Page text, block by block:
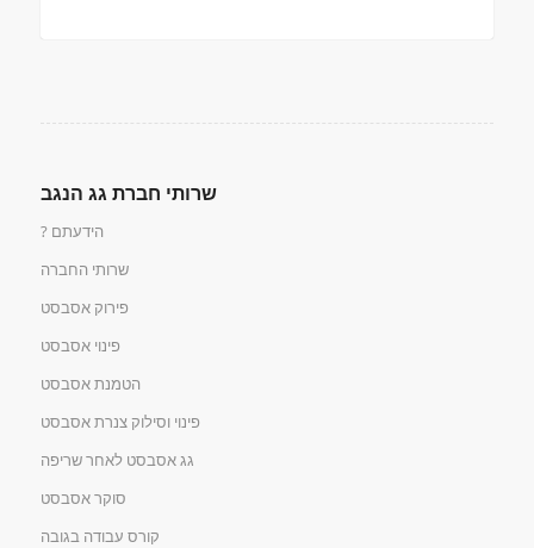
שרותי חברת גג הנגב
הידעתם ?
שרותי החברה
פירוק אסבסט
פינוי אסבסט
הטמנת אסבסט
פינוי וסילוק צנרת אסבסט
גג אסבסט לאחר שריפה
סוקר אסבסט
קורס עבודה בגובה